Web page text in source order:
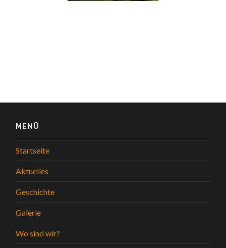
MENÜ
Startseite
Aktuelles
Geschichte
Galerie
Wo sind wir?